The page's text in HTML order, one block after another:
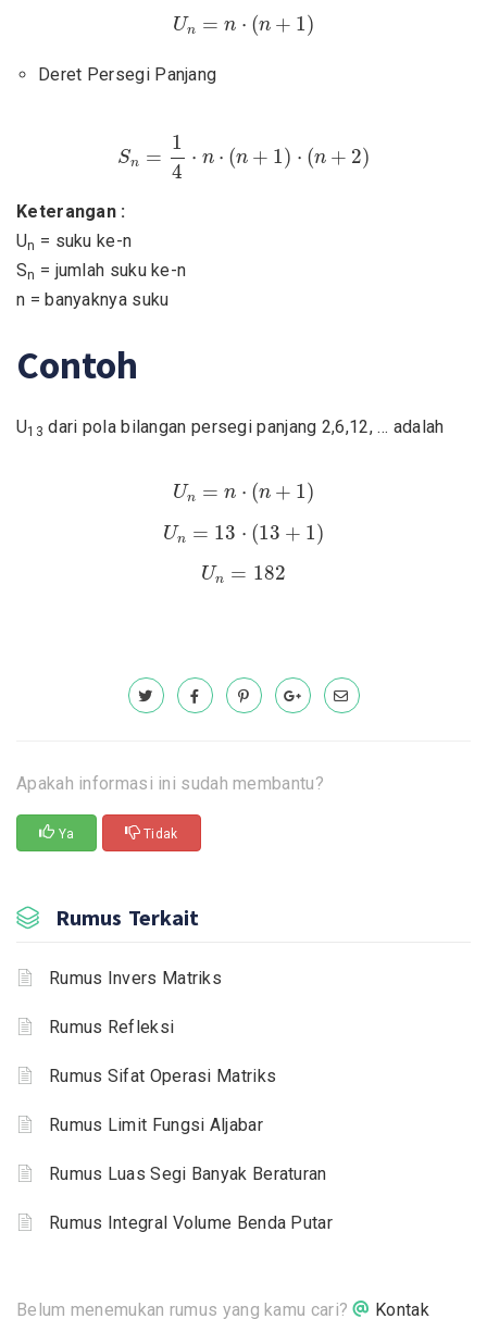
Un = n ⋅ (n + 1)
n 1
Deret Persegi Panjang
Sn =
1
4
⋅ n ⋅ (n + 1) ⋅ (n + 2)
n=
Keterangan :
Un = suku ke-n
Sn = jumlah suku ke-n
n = banyaknya suku
Contoh
U13 dari pola bilangan persegi panjang 2,6,12, … adalah
Un = n ⋅ (n + 1)
n 1
Un = 13 ⋅ (13 + 1)
13 13+ 1 )
Un = 182
U 182
Apakah informasi ini sudah membantu?
Ya Tidak
Rumus Terkait
Rumus Invers Matriks
Rumus Refleksi
Rumus Sifat Operasi Matriks
Rumus Limit Fungsi Aljabar
Rumus Luas Segi Banyak Beraturan
Rumus Integral Volume Benda Putar
Belum menemukan rumus yang kamu cari? Kontak